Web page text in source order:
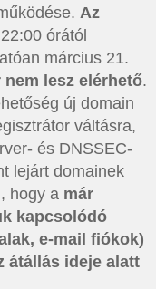
Az
órától
március 21.
lesz elérhető.
új domain
váltásra,
és DNSSEC-
lejárt domainek
hogy a már
kapcsolódó
e-mail fiókok)
átállás ideje alatt